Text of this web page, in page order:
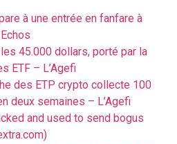
à une entrée en fanfare à
45.000 dollars, porté par la
ETF – L’Agefi
des ETP crypto collecte 100
deux semaines – L’Agefi
and used to send bogus